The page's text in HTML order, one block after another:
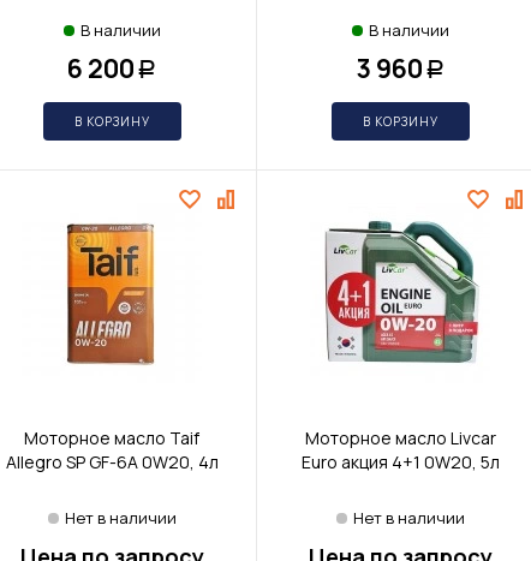
В наличии
6 200 Р
В КОРЗИНУ
В наличии
3 960 Р
В КОРЗИНУ
Моторное масло Taif
Allegro SP GF-6A 0W20, 4л
Нет в наличии
Моторное масло Livcar
Euro акция 4+1 0W20, 5л
Нет в наличии